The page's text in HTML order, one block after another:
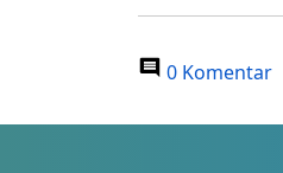
0 Komentar